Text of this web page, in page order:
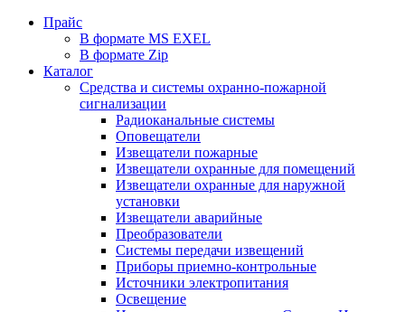
Прайс
В формате MS EXEL
В формате Zip
Каталог
Средства и системы охранно-пожарной
сигнализации
Радиоканальные системы
Оповещатели
Извещатели пожарные
Извещатели охранные для помещений
Извещатели охранные для наружной
установки
Извещатели аварийные
Преобразователи
Системы передачи извещений
Приборы приемно-контрольные
Источники электропитания
Освещение